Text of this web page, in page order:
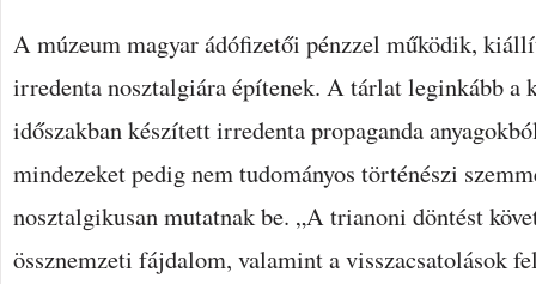
A múzeum magyar ádófizetői pénzzel működik,
irredenta nosztalgiára építenek. A tárlat leginkább a
időszakban készített irredenta propaganda
mindezeket pedig nem tudományos történészi
nosztalgikusan mutatnak be. „A trianoni döntést
össznemzeti fájdalom, valamint a visszacsatolások